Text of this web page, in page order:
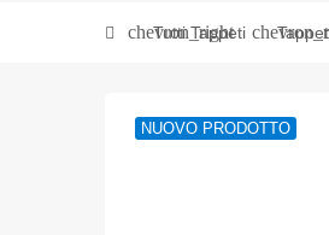
chevron_right
Tutti Tappeti
NUOVO PRODOTTO